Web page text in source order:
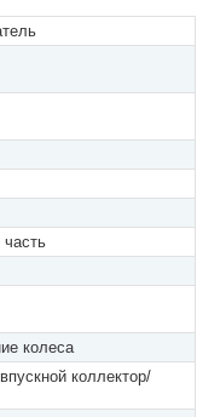
часть
колеса
коллектор/